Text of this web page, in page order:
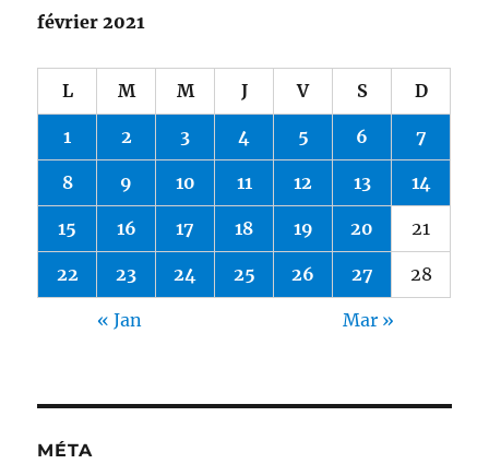
février 2021
L M M J V S D
1 2 3 4 5 6 7
8 9 10 11 12 13 14
15 16 17 18 19 20 21
22 23 24 25 26 27 28
« Jan Mar »
MÉTA